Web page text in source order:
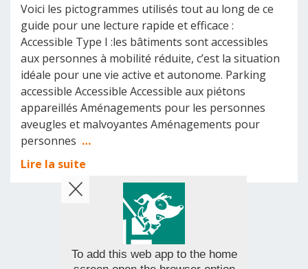
Voici les pictogrammes utilisés tout au long de ce
guide pour une lecture rapide et efficace :
Accessible Type I :les bâtiments sont accessibles
aux personnes à mobilité réduite, c’est la situation
idéale pour une vie active et autonome. Parking
accessible Accessible Accessible aux piétons
appareillés Aménagements pour les personnes
aveugles et malvoyantes Aménagements pour
personnes …
Lire la suite
To add this web app to the home